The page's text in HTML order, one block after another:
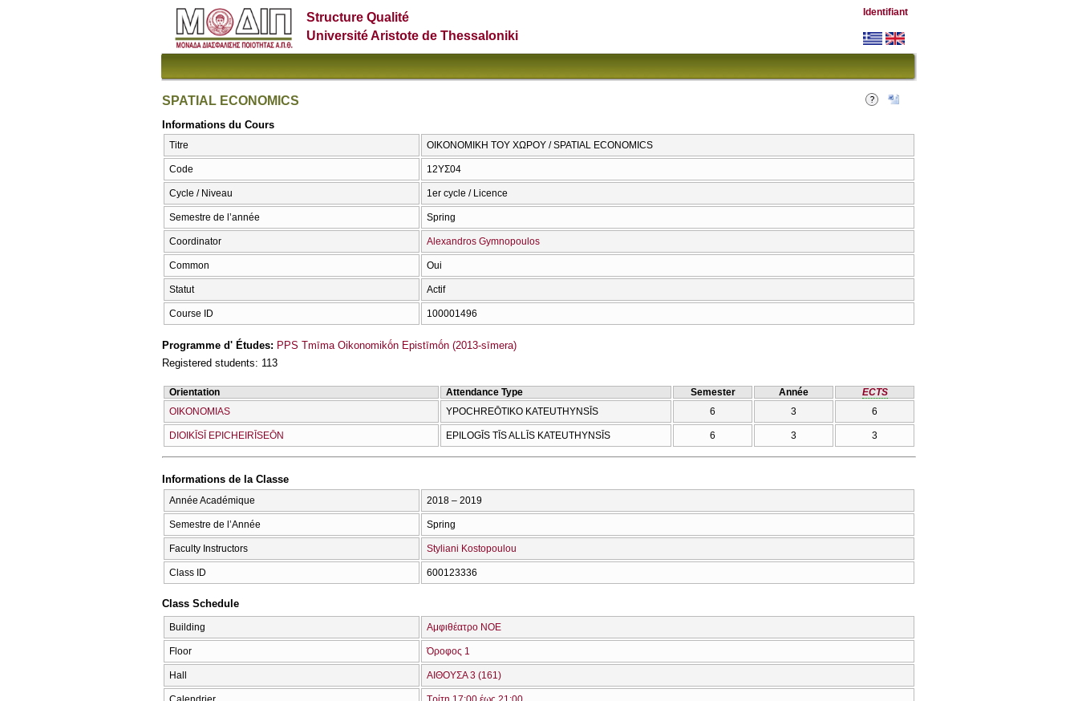
Structure Qualité
Université Aristote de Thessaloniki
Identifiant
SPATIAL ECONOMICS
Informations du Cours
Titre ΟΙΚΟΝΟΜΙΚΗ ΤΟΥ ΧΩΡΟΥ / SPATIAL ECONOMICS
Code 12ΥΣ04
Cycle / Niveau 1er cycle / Licence
Semestre de l’année Spring
Coordinator Alexandros Gymnopoulos
Common Oui
Statut Actif
Course ID 100001496
Programme d' Études: PPS Tmīma Oikonomikṓn Epistīmṓn (2013-sīmera)
Registered students: 113
Orientation Attendance Type Semester Année
ECTS
OIKONOMIAS
YPOCΗREŌTIKO KATEUTHYNSĪS 6 3 6
DIOIKĪSĪ EPICΗEIRĪSEŌN EPILOGĪS TĪS ALLĪS KATEUTHYNSĪS 6 3 3
Informations de la Classe
Année Académique 2018 – 2019
Semestre de l’Année Spring
Faculty Instructors Styliani Kostopoulou
Class ID 600123336
Class Schedule
Building Αμφιθέατρο ΝΟΕ
Floor Όροφος 1
Hall ΑΙΘΟΥΣΑ 3 (161)